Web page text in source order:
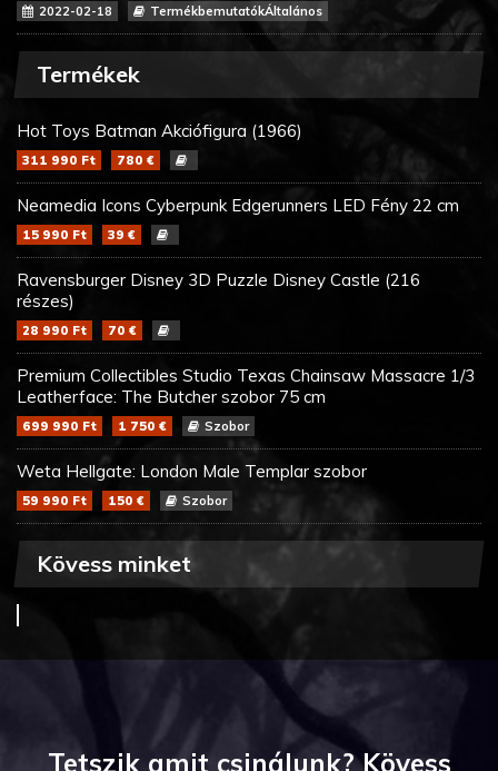
2022-02-18 TermékbemutatókÁltalános
Termékek
Hot Toys Batman Akciófigura (1966)
311 990 Ft 780 €
Neamedia Icons Cyberpunk Edgerunners LED Fény 22 cm
15 990 Ft 39 €
Ravensburger Disney 3D Puzzle Disney Castle (216
részes)
28 990 Ft 70 €
Premium Collectibles Studio Texas Chainsaw Massacre 1/3
Leatherface: The Butcher szobor 75 cm
699 990 Ft 1 750 € Szobor
Weta Hellgate: London Male Templar szobor
59 990 Ft 150 € Szobor
Kövess minket
Tetszik amit csinálunk? Kövess